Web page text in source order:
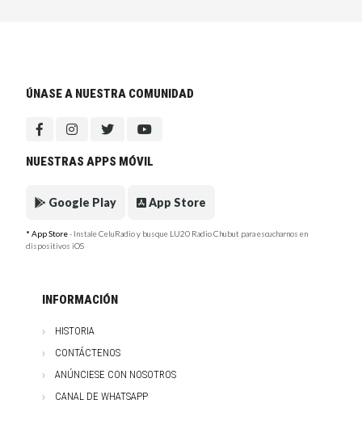
ÚNASE A NUESTRA COMUNIDAD
NUESTRAS APPS MÓVIL
Google Play App Store
* App Store- Instale CeluRadio y busque LU20 Radio Chubut para escucharnos en
dispositivos iOS
INFORMACIÓN
HISTORIA
CONTÁCTENOS
ANÚNCIESE CON NOSOTROS
CANAL DE WHATSAPP